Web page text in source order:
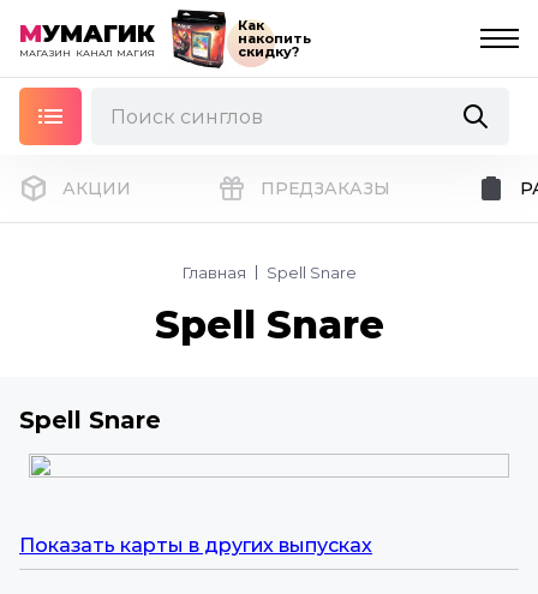
МУМАГИК
МАГАЗИН КАНАЛ МАГИЯ
Как
накопить
скидку?
АКЦИИ ПРЕДЗАКАЗЫ
Главная Spell Snare
Spell Snare
Spell Snare
Показать карты в других выпусках